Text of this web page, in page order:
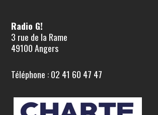
Radio G!
3 rue de la Rame
49100 Angers
Téléphone : 02 41 60 47 47